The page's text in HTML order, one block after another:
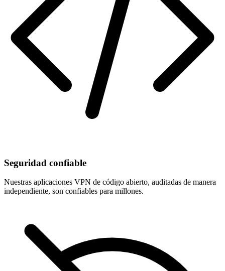
Seguridad confiable
Nuestras aplicaciones VPN de código abierto, auditadas de manera
independiente, son confiables para millones.